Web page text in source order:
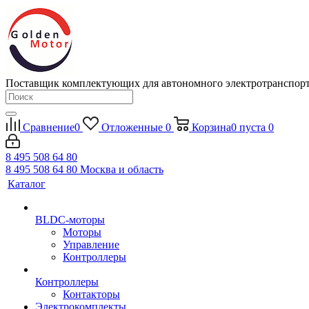
Поставщик комплектующих для автономного
Сравнение0 Отложенные 0 Корзина0 пуста 0
8 495 508 64 80
8 495 508 64 80 Москва и область
Каталог
BLDC-моторы
Моторы
Управление
Контроллеры
Контроллеры
Контакторы
Электрокомплекты